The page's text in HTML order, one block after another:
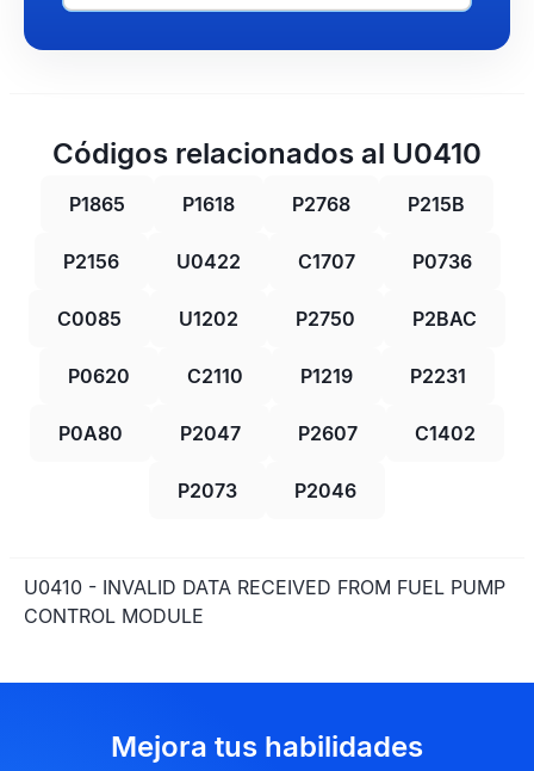
Códigos relacionados al U0410
P1865 P1618 P2768 P215B
P2156 U0422 C1707 P0736
C0085 U1202 P2750 P2BAC
P0620 C2110 P1219 P2231
P0A80 P2047 P2607 C1402
P2073 P2046
U0410 - INVALID DATA RECEIVED FROM FUEL PUMP
CONTROL MODULE
Mejora tus habilidades